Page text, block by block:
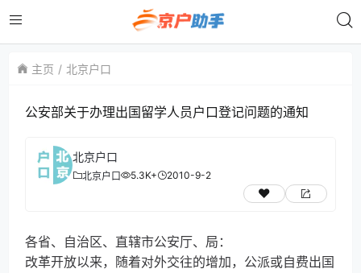
主页 北京户口
公安部关于办理出国留学人员户口登记问题的通知
北京户口
北京户口 5.3K+ 2010-9-2
各省、自治区、直辖市公安厅、局：
改革开放以来，随着对外交往的增加，公派或自费出国